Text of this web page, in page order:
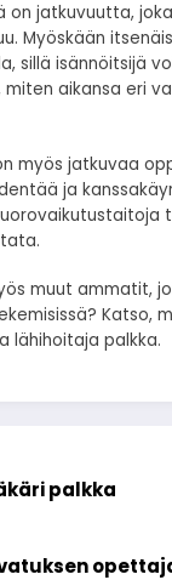
on jatkuvuutta,
Myöskään
sillä isännöitsijä
aikansa eri
myös jatkuvaa
ja
muut ammatit,
Katso,
lähihoitaja palkka.
palkka